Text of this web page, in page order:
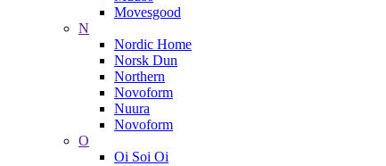
Movesgood
N
Nordic Home
Norsk Dun
Northern
Novoform
Nuura
Novoform
O
Oi Soi Oi